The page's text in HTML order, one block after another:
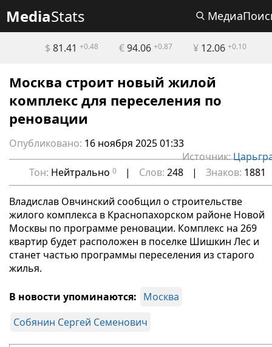
MediaStats
$ 81.41 +0.48 €94.06 +0.87 ¥ 12.06 +0.10
Москва строит новый жилой
комплекс для переселения по
реновации
Опубликовано: 16 ноября 2025 01:33
Источник:
Тон: Нейтрально 0 | Слов: 248 | Знаков: 1881
Владислав Овчинский сообщил о строительстве
жилого комплекса в Краснопахорском районе Новой
Москвы по программе реновации. Комплекс на 269
квартир будет расположен в поселке Шишкин Лес и
станет частью программы переселения из старого
жилья.
В новости упоминаются: Москва
Собянин Сергей Семенович